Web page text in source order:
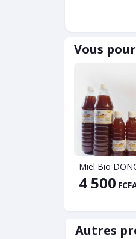
Vous
Miel Bio
4 500
Autres